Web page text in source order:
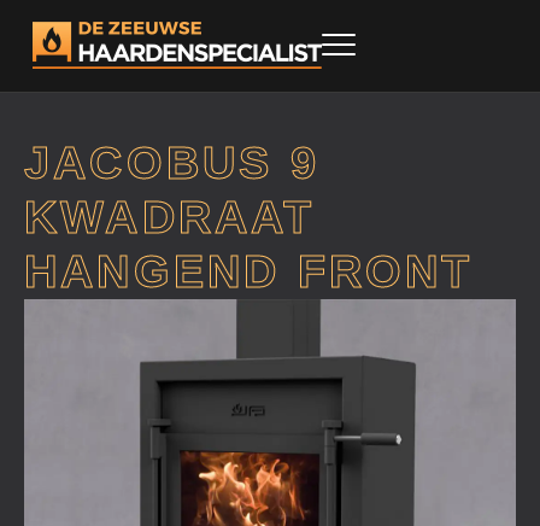
JACOBUS 9
KWADRAAT
HANGEND FRONT